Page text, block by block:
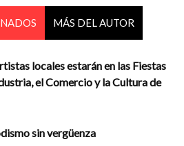
MÁS DEL AUTOR
locales estarán en las Fiestas
el Comercio y la Cultura de
sin vergüenza